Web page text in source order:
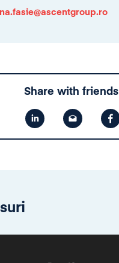
Share with friends